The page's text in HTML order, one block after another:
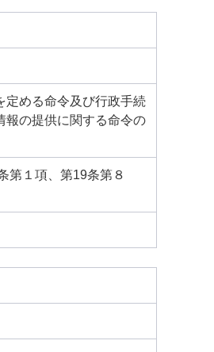
定める命令及び行政手続
報の提供に関する命令の
第１項、第19条第８